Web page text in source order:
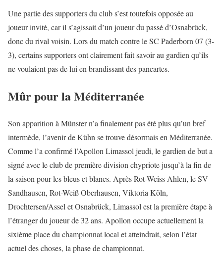
Une partie des supporters du club s’est toutefois opposée au
joueur invité, car il s’agissait d’un joueur du passé d’Osnabrück,
donc du rival voisin. Lors du match contre le SC Paderborn 07 (3-
3), certains supporters ont clairement fait savoir au gardien qu’ils
ne voulaient pas de lui en brandissant des pancartes.
Mûr pour la Méditerranée
Son apparition à Münster n’a finalement pas été plus qu’un bref
intermède, l’avenir de Kühn se trouve désormais en Méditerranée.
Comme l’a confirmé l’Apollon Limassol jeudi, le gardien de but a
signé avec le club de première division chypriote jusqu’à la fin de
la saison pour les bleus et blancs. Après Rot-Weiss Ahlen, le SV
Sandhausen, Rot-Weiß Oberhausen, Viktoria Köln,
Drochtersen/Assel et Osnabrück, Limassol est la première étape à
l’étranger du joueur de 32 ans. Apollon occupe actuellement la
sixième place du championnat local et atteindrait, selon l’état
actuel des choses, la phase de championnat.